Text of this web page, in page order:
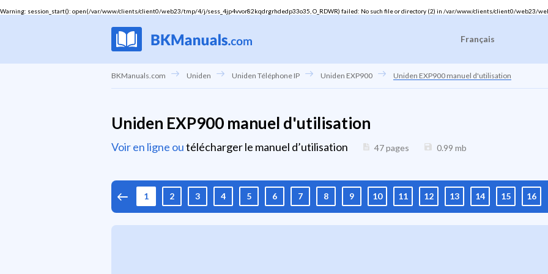
Warning: session_start(): open(/var/www/clients/client0/web23/tmp/4/j/sess_4jp4vvor82kqdrgrhdedp33o35, O_RDWR) failed: No such file or directory (2) in /var/www/clients/client0/web23/
Français
BKManuals.com Uniden Uniden Téléphone IP Uniden EXP900 Uniden EXP900 manuel d'utilisation
Uniden EXP900 manuel d'utilisation
Voir en ligne outélécharger le manuel d’utilisation 47 pages 0.99 mb
1 2 3 4 5 6 7 8 9 10 11 12 13 14 15 16